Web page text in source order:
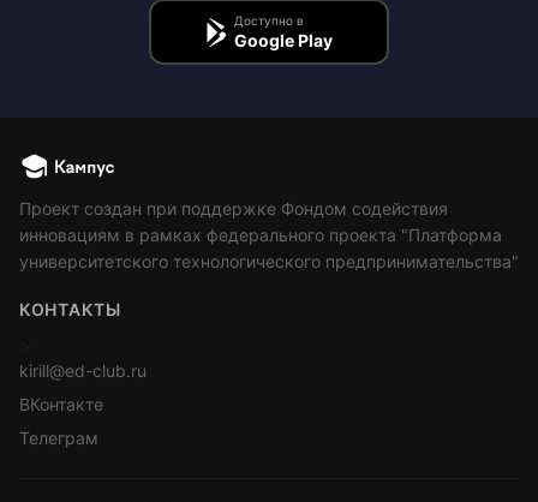
Доступно в
Google Play
Проект создан при поддержке Фондом содействия
инновациям в рамках федерального проекта "Платформа
университетского технологического предпринимательства"
КОНТАКТЫ
>
kirill@ed-club.ru
ВКонтакте
Телеграм